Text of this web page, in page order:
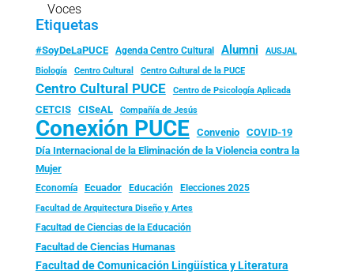
Voces
Etiquetas
#SoyDeLaPUCE Agenda Centro Cultural Alumni
AUSJAL
Biología
Centro Cultural Centro Cultural de la PUCE
Centro Cultural PUCE Centro de Psicología Aplicada
CETCIS CISeAL Compañía de Jesús
Conexión PUCE Convenio
COVID-19
Día Internacional de la Eliminación de la Violencia contra la
Mujer
Economía Ecuador Educación Elecciones 2025
Facultad de Arquitectura Diseño y Artes
Facultad de Ciencias de la Educación
Facultad de Ciencias Humanas
Facultad de Comunicación Lingüística y Literatura